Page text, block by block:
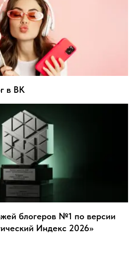
в ВК
блогеров №1 по версии
Индекс 2026»